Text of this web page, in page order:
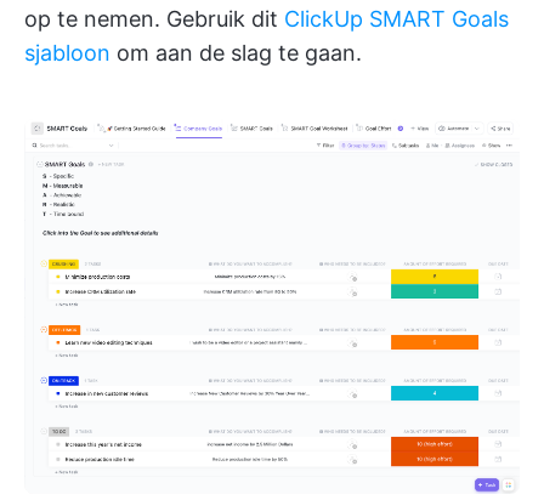
op te nemen. Gebruik dit ClickUp SMART Goals
sjabloon om aan de slag te gaan.